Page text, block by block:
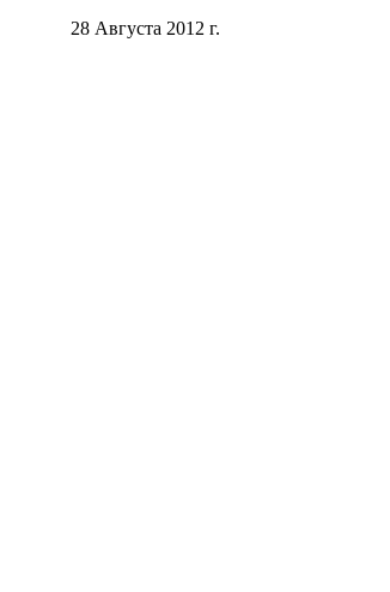
28 Августа 2012 г.